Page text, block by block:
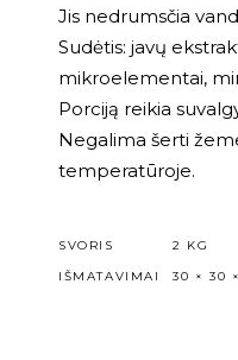
Jis nedrumsčia
Sudėtis: javų
mikroelementai,
Porciją reikia
Negalima šerti
temperatūroje.
SVORIS
2 KG
IŠMATAVIMAI
30 × 30